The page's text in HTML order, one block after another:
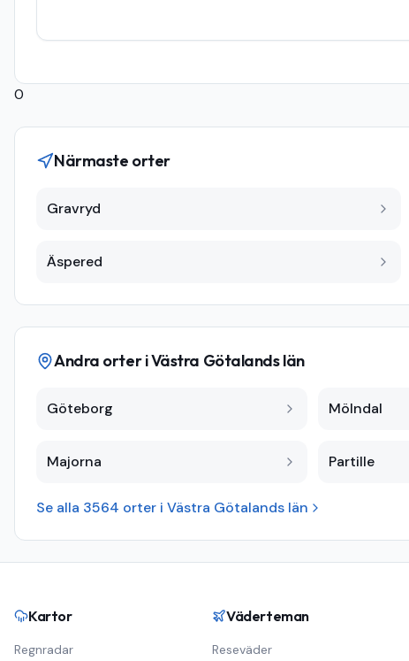
0
Närmaste orter
Gravryd
Äspered
Andra orter iVästra Götalands län
Göteborg Mölndal
Majorna Partille
Se alla 3564 orter i Västra Götalands län
Kartor
Regnradar
Väderteman
Reseväder